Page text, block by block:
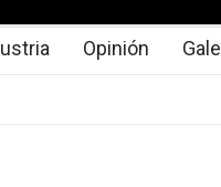
Opinión